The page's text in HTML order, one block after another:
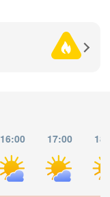
16:00 17:00
Черкаси
(Cherkasy)
Одеса
(Odesa)
(Mykolaiv)